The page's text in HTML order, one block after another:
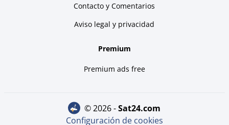
Contacto y Comentarios
Aviso legal y privacidad
Premium
Premium ads free
© 2026 - sat24.com
Configuración de cookies